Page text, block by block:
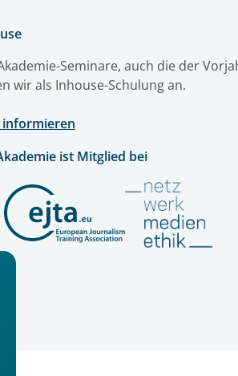
Seminare, auch die der
wir als Inhouse-Schulung an.
informieren
ist Mitglied bei